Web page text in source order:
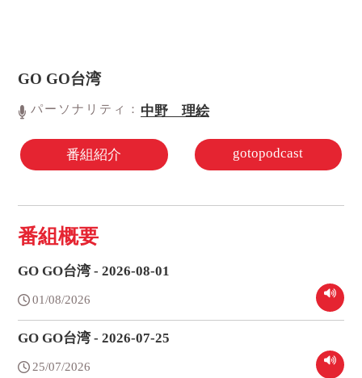
GO GO台湾
パーソナリティ： 中野 理絵
番組紹介 gotopodcast
番組概要
GO GO台湾 - 2026-08-01
01/08/2026
GO GO台湾 - 2026-07-25
25/07/2026